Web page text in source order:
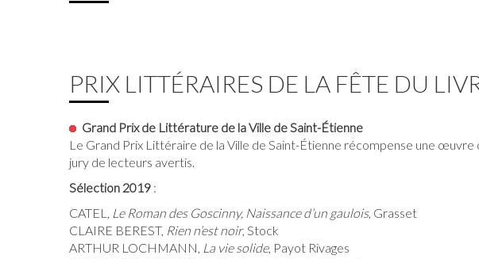
PRIX LITTÉRAIRES DE LA FÊTE DU
Grand Prix de Littérature de la Ville de Saint-Étienne
Le Grand Prix Littéraire de la Ville de Saint-Étienne récompense une
jury de lecteurs avertis.
Sélection 2019 :
CATEL, Le Roman des Goscinny, Naissance d’un gaulois, Grasset
CLAIRE BEREST, Rien n’est noir, Stock
ARTHUR LOCHMANN, La vie solide, Payot Rivages